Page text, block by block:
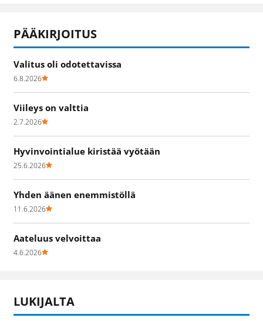
PÄÄKIRJOITUS
Valitus oli odotettavissa
6.8.2026
Viileys on valttia
2.7.2026
Hyvinvointialue kiristää vyötään
25.6.2026
Yhden äänen enemmistöllä
11.6.2026
Aateluus velvoittaa
4.6.2026
LUKIJALTA